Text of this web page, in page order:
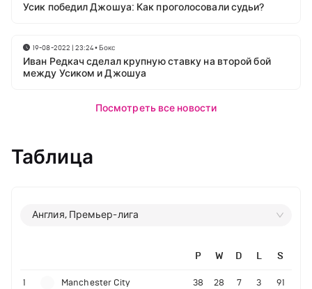
Усик победил Джошуа: Как проголосовали судьи?
19-08-2022 | 23:24• Бокс
Иван Редкач сделал крупную ставку на второй бой
между Усиком и Джошуа
Посмотреть все новости
Таблица
Англия, Премьер-лига
P W D L S
1 Manchester City 38 28 7 3 91